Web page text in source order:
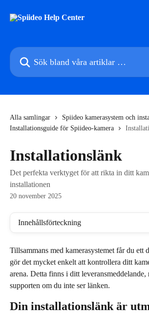
Sök bland våra artiklar …
Alla samlingar
Spiideo kamerasystem och
Installationsguide för Spiideo-kamera
Installationslänk
Det perfekta verktyget för att rikta in ditt
installationen
20 november 2025
Innehållsförteckning
Tillsammans med kamerasystemet får du ett
gör det mycket enkelt att kontrollera ditt
arena. Detta finns i ditt leveransmeddelande,
supporten om du inte ser länken.
Din installationslänk är